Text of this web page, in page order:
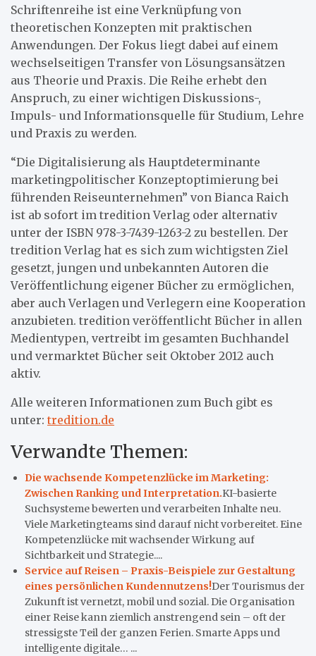
Schriftenreihe ist eine Verknüpfung von
theoretischen Konzepten mit praktischen
Anwendungen. Der Fokus liegt dabei auf einem
wechselseitigen Transfer von Lösungsansätzen
aus Theorie und Praxis. Die Reihe erhebt den
Anspruch, zu einer wichtigen Diskussions-,
Impuls- und Informationsquelle für Studium, Lehre
und Praxis zu werden.
“Die Digitalisierung als Hauptdeterminante
marketingpolitischer Konzeptoptimierung bei
führenden Reiseunternehmen” von Bianca Raich
ist ab sofort im tredition Verlag oder alternativ
unter der ISBN 978-3-7439-1263-2 zu bestellen. Der
tredition Verlag hat es sich zum wichtigsten Ziel
gesetzt, jungen und unbekannten Autoren die
Veröffentlichung eigener Bücher zu ermöglichen,
aber auch Verlagen und Verlegern eine Kooperation
anzubieten. tredition veröffentlicht Bücher in allen
Medientypen, vertreibt im gesamten Buchhandel
und vermarktet Bücher seit Oktober 2012 auch
aktiv.
Alle weiteren Informationen zum Buch gibt es
unter: tredition.de
Verwandte Themen:
Die wachsende Kompetenzlücke im Marketing:
Zwischen Ranking und Interpretation.KI-basierte
Suchsysteme bewerten und verarbeiten Inhalte neu.
Viele Marketingteams sind darauf nicht vorbereitet. Eine
Kompetenzlücke mit wachsender Wirkung auf
Sichtbarkeit und Strategie....
Service auf Reisen – Praxis-Beispiele zur Gestaltung
eines persönlichen Kundennutzens!Der Tourismus der
Zukunft ist vernetzt, mobil und sozial. Die Organisation
einer Reise kann ziemlich anstrengend sein – oft der
stressigste Teil der ganzen Ferien. Smarte Apps und
intelligente digitale… ...